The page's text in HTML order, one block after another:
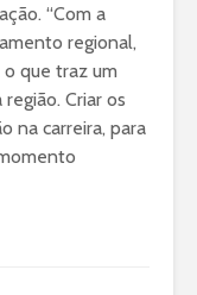
“Com a
regional,
que traz um
Criar os
na carreira, para